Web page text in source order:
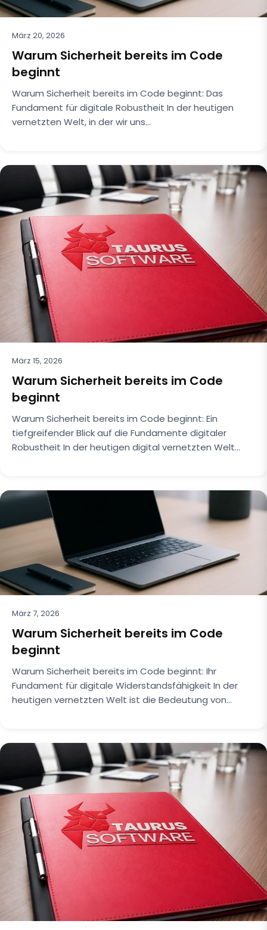
März 20, 2026
Warum Sicherheit bereits im Code
beginnt
Warum Sicherheit bereits im Code beginnt: Das
Fundament für digitale Robustheit In der heutigen
vernetzten Welt, in der wir uns…
März 15, 2026
Warum Sicherheit bereits im Code
beginnt
Warum Sicherheit bereits im Code beginnt: Ein
tiefgreifender Blick auf die Fundamente digitaler
Robustheit In der heutigen digital vernetzten Welt…
März 7, 2026
Warum Sicherheit bereits im Code
beginnt
Warum Sicherheit bereits im Code beginnt: Ihr
Fundament für digitale Widerstandsfähigkeit In der
heutigen vernetzten Welt ist die Bedeutung von…